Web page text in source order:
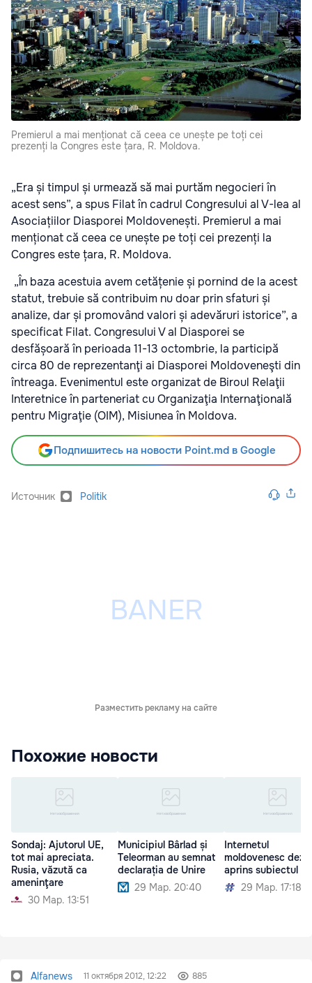
Premierul a mai menționat că ceea ce unește pe toți cei
prezenți la Congres este țara, R. Moldova.
„Era și timpul și urmează să mai purtăm negocieri în
acest sens”, a spus Filat în cadrul Congresului al V-lea al
Asociațiilor Diasporei Moldovenești. Premierul a mai
menționat că ceea ce unește pe toți cei prezenți la
Congres este țara, R. Moldova.
„În baza acestuia avem cetățenie și pornind de la acest
statut, trebuie să contribuim nu doar prin sfaturi și
analize, dar și promovând valori și adevăruri istorice”, a
specificat Filat. Congresului V al Diasporei se
desfășoară în perioada 11-13 octombrie, la participă
circa 80 de reprezentanţi ai Diasporei Moldoveneşti din
întreaga. Evenimentul este organizat de Biroul Relaţii
Interetnice în parteneriat cu Organizaţia Internaţională
pentru Migraţie (OIM), Misiunea în Moldova.
Подпишитесь на новости Point.md в Google
Источник Politik
Разместить рекламу на сайте
Похожие новости
Sondaj: Ajutorul UE,
tot mai apreciata.
Rusia, văzută ca
ameninţare
30 Мар. 13:51
Municipiul Bârlad și
Teleorman au semnat
declarația de Unire
29 Мар. 20:40
Internetul
moldovenesc
aprins subiectul
29 Мар. 17:18
Alfanews 11 октября 2012, 12:22 885